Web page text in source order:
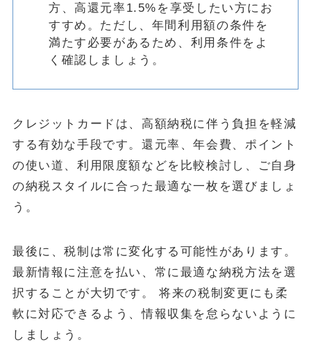
方、高還元率1.5%を享受したい方にお
すすめ。ただし、年間利用額の条件を
満たす必要があるため、利用条件をよ
く確認しましょう。
クレジットカードは、高額納税に伴う負担を軽減
する有効な手段です。還元率、年会費、ポイント
の使い道、利用限度額などを比較検討し、ご自身
の納税スタイルに合った最適な一枚を選びましょ
う。
最後に、税制は常に変化する可能性があります。
最新情報に注意を払い、常に最適な納税方法を選
択することが大切です。 将来の税制変更にも柔
軟に対応できるよう、情報収集を怠らないように
しましょう。